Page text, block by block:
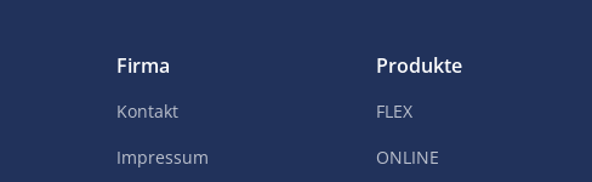
Firma
Kontakt
Impressum
Produkte
FLEX
ONLINE